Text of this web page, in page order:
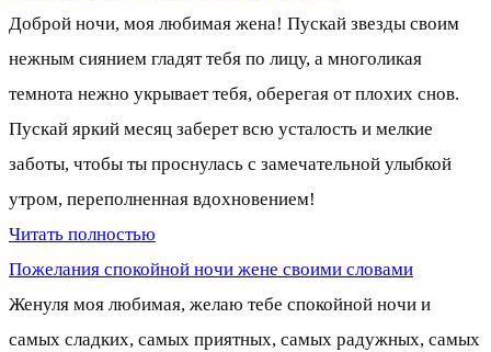
Доброй ночи, моя любимая жена! Пускай звезды своим
нежным сиянием гладят тебя по лицу, а многоликая
темнота нежно укрывает тебя, оберегая от плохих снов.
Пускай яркий месяц заберет всю усталость и мелкие
заботы, чтобы ты проснулась с замечательной улыбкой
утром, переполненная вдохновением!
Читать полностью
Пожелания спокойной ночи жене своими словами
Женуля моя любимая, желаю тебе спокойной ночи и
самых сладких, самых приятных, самых радужных, самых